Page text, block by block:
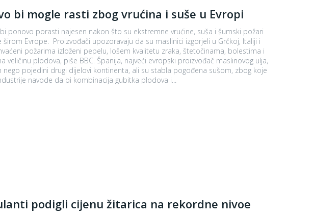
bi mogle rasti zbog vrućina i suše u Evropi
ponovo porasti najesen nakon što su ekstremne vrućine, suša i šumski požari
izgorjeli u Grčkoj, Italiji i
požarima izloženi pepelu, lošem kvalitetu zraka, štetočinama, bolestima i
najveći evropski proizvođač maslinovog ulja,
pojedini drugi dijelovi kontinenta, ali su stabla pogođena sušom, zbog koje
plodove. Predstavnici industrije navode da bi kombinacija gubitka plodova i...
podigli cijenu žitarica na rekordne nivoe